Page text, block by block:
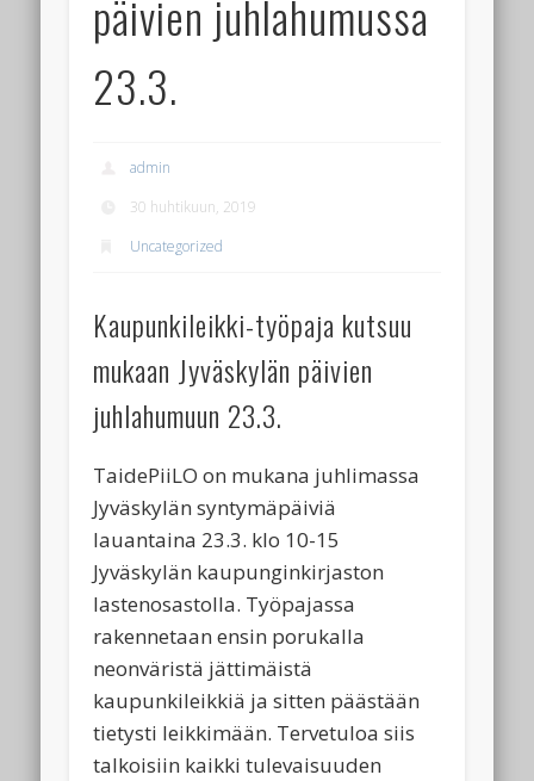
päivien juhlahumussa
23.3.
admin
30 huhtikuun, 2019
Uncategorized
Kaupunkileikki-työpaja kutsuu
mukaan Jyväskylän päivien
juhlahumuun 23.3.
TaidePiiLO on mukana juhlimassa
Jyväskylän syntymäpäiviä
lauantaina 23.3. klo 10-15
Jyväskylän kaupunginkirjaston
lastenosastolla. Työpajassa
rakennetaan ensin porukalla
neonväristä jättimäistä
kaupunkileikkiä ja sitten päästään
tietysti leikkimään. Tervetuloa siis
talkoisiin kaikki tulevaisuuden